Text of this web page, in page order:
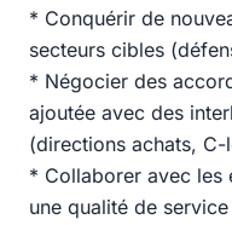
* Conquérir de
secteurs cibles
* Négocier des
ajoutée avec des
(directions achats, C-
* Collaborer avec les
une qualité de